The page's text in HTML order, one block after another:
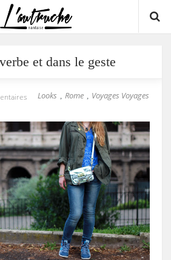
et dans le geste
Looks , Rome , Voyages Voyages